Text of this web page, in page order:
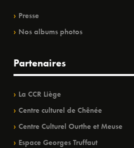
Presse
Nos albums photos
Partenaires
La CCR Liège
Centre culturel de Chênée
Centre Culturel Ourthe et Meuse
Espace Georges Truffaut